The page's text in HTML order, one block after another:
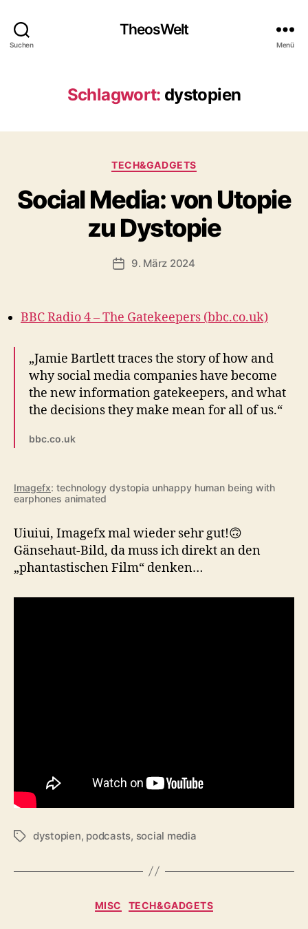
Suchen
TheosWelt
Menü
Schlagwort: dystopien
Kategorien
TECH&GADGETS
Social Media: von Utopie
zu Dystopie
Veröffentlichungsdatum
9. März 2024
BBC Radio 4 – The Gatekeepers (bbc.co.uk)
„Jamie Bartlett traces the story of how and
why social media companies have become
the new information gatekeepers, and what
the decisions they make mean for all of us.“
bbc.co.uk
Imagefx: technology dystopia unhappy human being with
earphones animated
Uiuiui, Imagefx mal wieder sehr gut!🙃
Gänsehaut-Bild, da muss ich direkt an den
„phantastischen Film“ denken…
Schlagwörter
dystopien, podcasts, social media
Kategorien
MISC TECH&GADGETS